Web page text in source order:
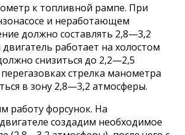
к топливной рампе. При
и неработающем
должно составлять 2,8—3,2
работает на холостом
снизиться до 2,2—2,5
стрелка манометра
в зону 2,8—3,2 атмосферы.
работу форсунок. На
создадим необходимое